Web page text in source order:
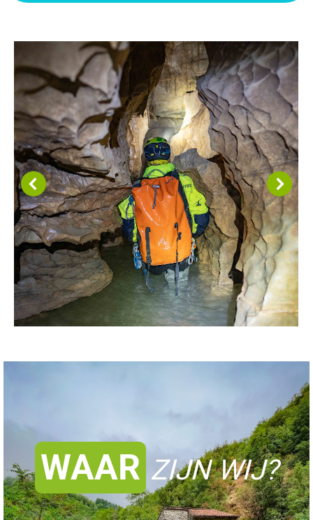
WAAR ZIJN WIJ?